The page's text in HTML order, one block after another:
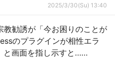
2025/3/30(Su) 13:40
勧誘が「今お困りのことが
のプラグインが相性エラ
画面を指し示すと……